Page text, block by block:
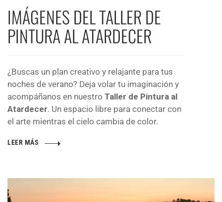
IMÁGENES DEL TALLER DE
PINTURA AL ATARDECER
¿Buscas un plan creativo y relajante para tus
noches de verano? Deja volar tu imaginación y
acompáñanos en nuestro Taller de Pintura al
Atardecer. Un espacio libre para conectar con
el arte mientras el cielo cambia de color.
LEER MÁS